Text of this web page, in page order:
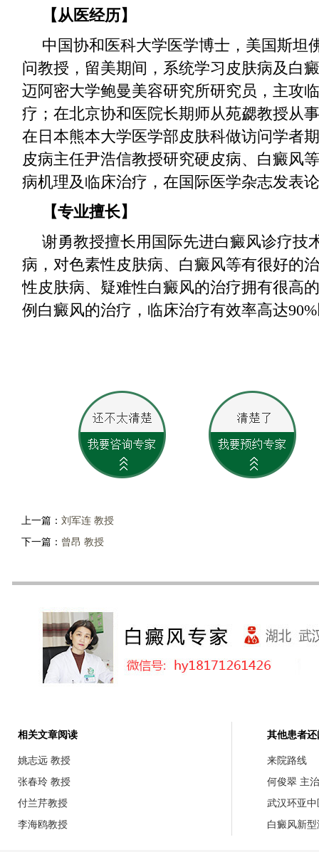
【从医经历】
中国协和医科大学医学博士，美国斯坦
问教授，留美期间，系统学习皮肤病及白
迈阿密大学鲍曼美容研究所研究员，主攻
疗；在北京协和医院长期师从苑勰教授从
在日本熊本大学医学部皮肤科做访问学者
皮病主任尹浩信教授研究硬皮病、白癜风
病机理及临床治疗，在国际医学杂志发表
【专业擅长】
谢勇教授擅长用国际先进白癜风诊疗技
病，对色素性皮肤病、白癜风等有很好的
性皮肤病、疑难性白癜风的治疗拥有很高
例白癜风的治疗，临床治疗有效率高达
上一篇： 刘军连 教授
下一篇： 曾昂 教授
相关文章阅读
姚志远 教授
张春玲 教授
付兰芹教授
李海鸥教授
其他患者
来院路线
何俊翠 主
武汉环亚
白癜风新